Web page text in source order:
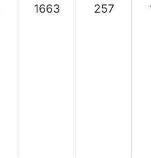
1663 257